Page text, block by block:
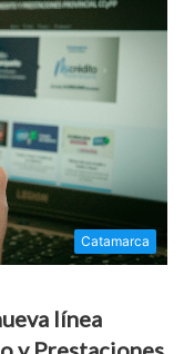
Catamarca
línea